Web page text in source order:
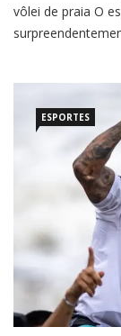
vôlei de praia O
e três fitas, com
ESPORTES